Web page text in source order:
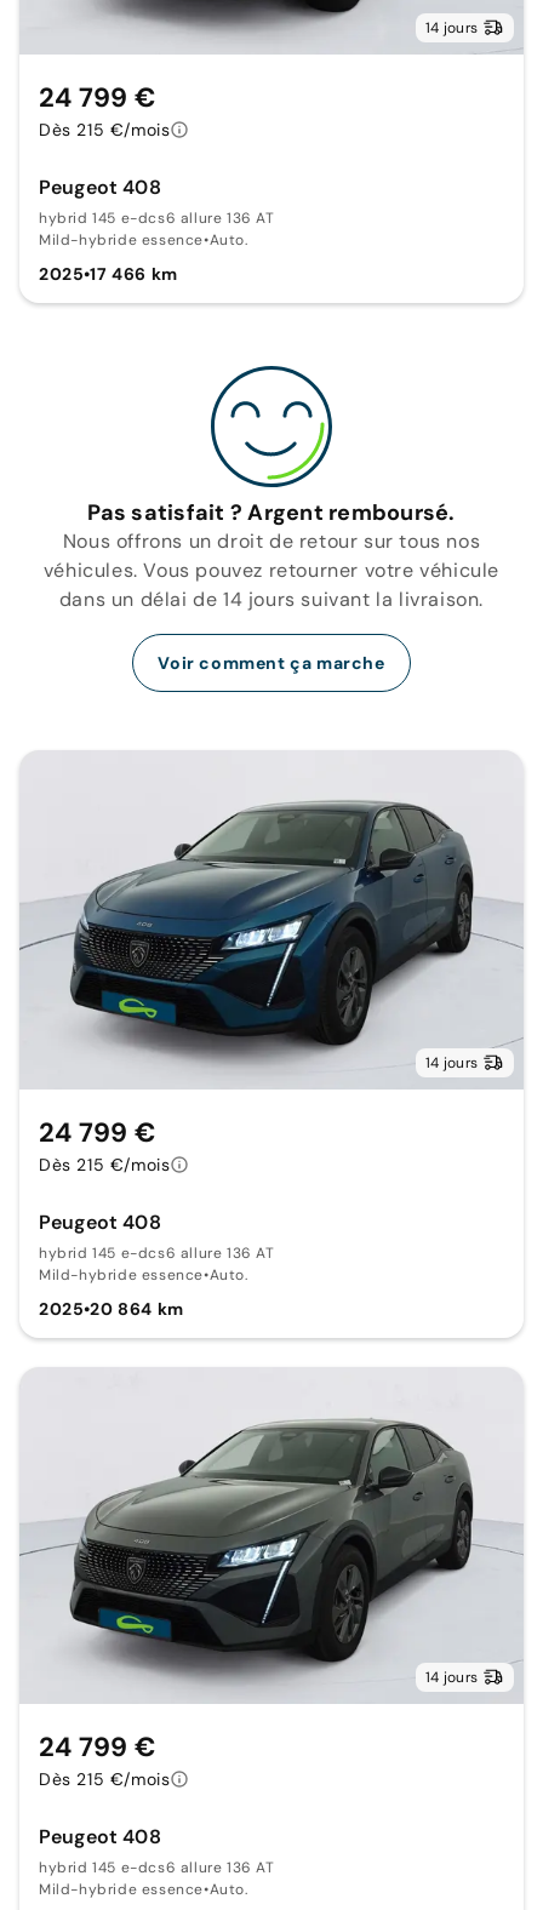
14 jours
Peugeot 408
hybrid 145 e-dcs6 allure 136 AT
Mild-hybride essence•Auto.
2025•17 466 km
24 799 €
Dès 215 €/mois
Pas satisfait ? Argent remboursé.
Nous offrons un droit de retour sur tous nos
véhicules. Vous pouvez retourner votre véhicule
dans un délai de 14 jours suivant la livraison.
Voir comment ça marche
14 jours
Peugeot 408
hybrid 145 e-dcs6 allure 136 AT
Mild-hybride essence•Auto.
2025•20 864 km
24 799 €
Dès 215 €/mois
14 jours
Peugeot 408
hybrid 145 e-dcs6 allure 136 AT
Mild-hybride essence•Auto.
24 799 €
Dès 215 €/mois